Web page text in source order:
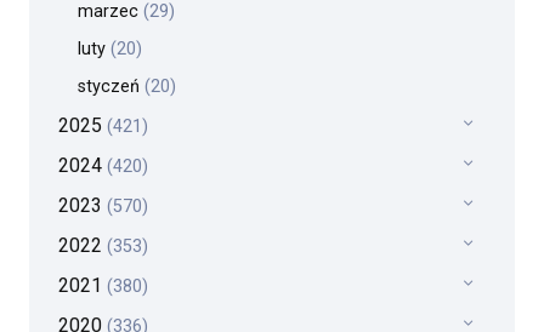
marzec (29)
luty (20)
styczeń (20)
2025 (421)
2024 (420)
2023 (570)
2022 (353)
2021 (380)
2020 (336)